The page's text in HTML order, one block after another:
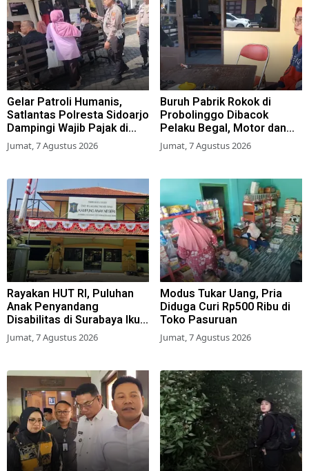
Gelar Patroli Humanis,
Satlantas Polresta Sidoarjo
Dampingi Wajib Pajak di
Samsat
Jumat, 7 Agustus 2026
Buruh Pabrik Rokok di
Probolinggo Dibacok
Pelaku Begal, Motor dan
Tas Amblas
Jumat, 7 Agustus 2026
Rayakan HUT RI, Puluhan
Anak Penyandang
Disabilitas di Surabaya Ikuti
Beragam Lomba
Jumat, 7 Agustus 2026
Modus Tukar Uang, Pria
Diduga Curi Rp500 Ribu di
Toko Pasuruan
Jumat, 7 Agustus 2026